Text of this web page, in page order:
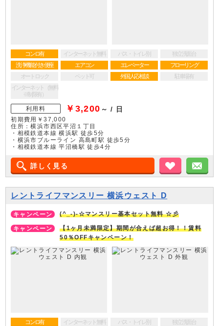
コンロ有 インターネット無料 バス・トイレ別
独立洗面台
洗浄機能付き便座
エアコン エレベーター
フローリング
オートロック
ペット可 外国人応相談
駐車場有
インターネット（無料
※制限有）
利用料 ￥3,200 ～ / 日
初期費用￥37,000
住所：横浜市西区平沼１丁目
・相模鉄道本線 横浜駅 徒歩5分
・横浜市ブルーライン 高島町駅 徒歩5分
・相模鉄道本線 平沼橋駅 徒歩4分
詳しく見る お気に入
レントライフマンスリー 横浜ウェスト D
(^_-)-☆マンスリー基本セット無料 ☆彡
【1ヶ月未満限定】期間が合えば超お得！！賃料
50％OFFキャンペーン！
コンロ有 インターネット無料 バス・トイレ別
独立洗面台